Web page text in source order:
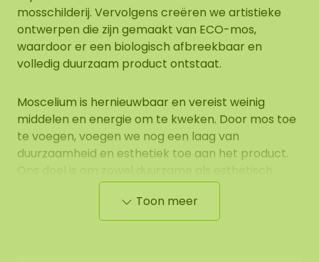
mosschilderij. Vervolgens creëren we artistieke
ontwerpen die zijn gemaakt van ECO-mos,
waardoor er een biologisch afbreekbaar en
volledig duurzaam product ontstaat.
Moscelium is hernieuwbaar en vereist weinig
middelen en energie om te kweken. Door mos toe
te voegen, voegen we nog een laag van
duurzaamheid en esthetiek toe aan het product.
aantrekkelijke creaties te maken die een stukje
duurzaam natuur in de ruimte brengen.
Toon meer